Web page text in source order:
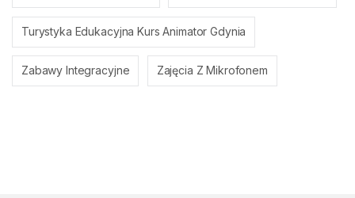
Turystyka Edukacyjna Kurs Animator Gdynia
Zabawy Integracyjne Zajęcia Z Mikrofonem